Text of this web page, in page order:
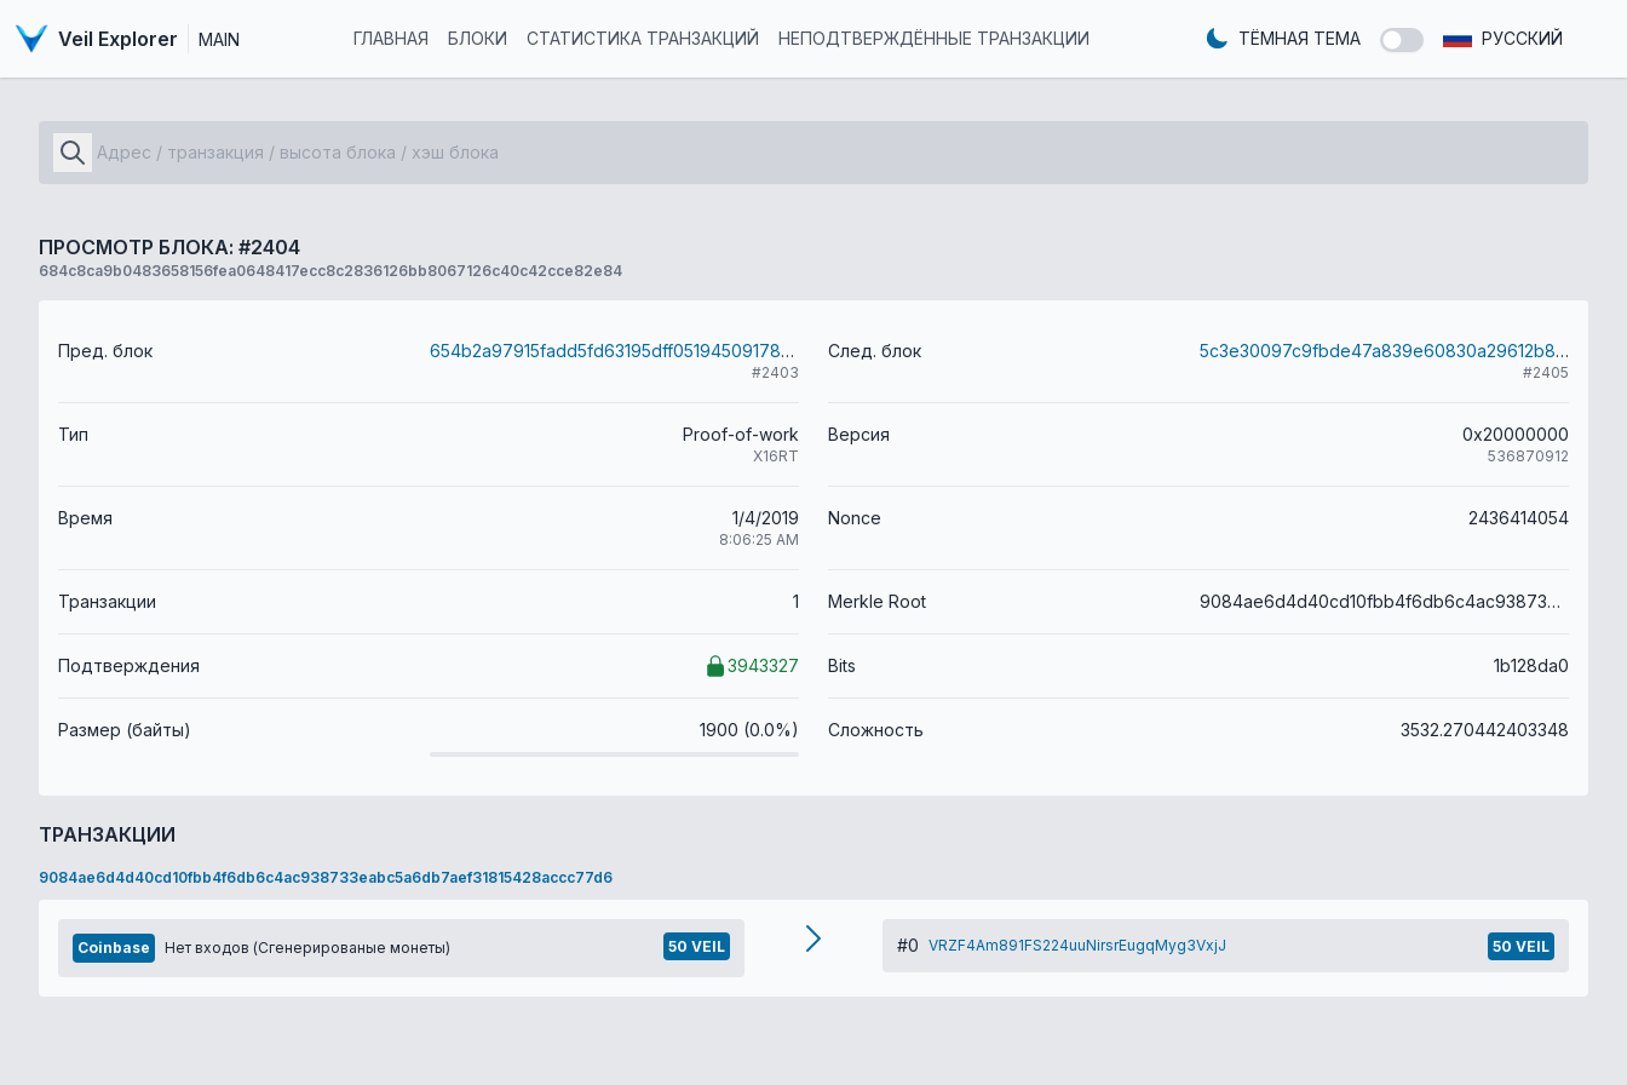
Veil Explorer MAIN ГЛАВНАЯ БЛОКИ СТАТИСТИКА ТРАНЗАКЦИЙ НЕПОДТВЕРЖДЁННЫЕ ТРАНЗАКЦИИ ТЁМНАЯ ТЕМА РУССКИЙ
ПРОСМОТР БЛОКА: #2404
684c8ca9b0483658156fea0648417ecc8c2836126bb8067126c40c42cce82e84
Пред. блок 654b2a97915fadd5fd63195dff051945091784f00f2be38a1efd43b7c35ffb35
#2403
След. блок 5c3e30097c9fbde47a839e60830a29612b8c418f946d64fa60e0518ade3d9915
#2405
Тип Proof-of-work
X16RT
Версия 0x20000000
536870912
Время 1/4/2019
8:06:25 AM
Nonce 2436414054
Транзакции 1 Merkle Root 9084ae6d4d40cd10fbb4f6db6c4ac938733eabc5a6db7aef31815428accc77d6
Подтверждения 3943327 Bits 1b128da0
Размер (байты) 1900 (0.0%) Сложность 3532.270442403348
ТРАНЗАКЦИИ
9084ae6d4d40cd10fbb4f6db6c4ac938733eabc5a6db7aef31815428accc77d6
Coinbase Нет входов (Сгенерированые монеты) 50 VEIL #0 VRZF4Am891FS224uuNirsrEugqMyg3VxjJ 50 VEIL